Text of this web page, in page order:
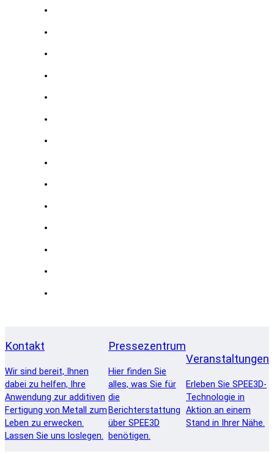
Kontakt
Wir sind bereit, Ihnen
dabei zu helfen, Ihre
Anwendung zur additiven
Fertigung von Metall zum
Leben zu erwecken.
Lassen Sie uns loslegen.
Pressezentrum
Hier finden Sie
alles, was Sie für
die
Berichterstattung
über SPEE3D
benötigen.
Veranstaltungen
Erleben Sie SPEE3D-
Technologie in
Aktion an einem
Stand in Ihrer Nähe.